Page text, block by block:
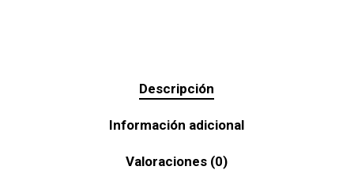
Descripción
Información adicional
Valoraciones (0)